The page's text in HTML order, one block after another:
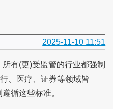
2025-11-10 11:51
有(更)受监管的行业都强制
、医疗、证券等领域皆
循这些标准。